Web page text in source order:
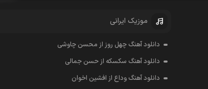
موزیک ایرانی
دانلود آهنگ چهل روز از محسن چاوشی
دانلود آهنگ سکسکه از حسن جمالی
دانلود آهنگ وداع از افشين اخوان